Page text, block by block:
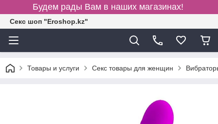
Будем рады Вам в наших магазинах!
Секс шоп "Eroshop.kz"
Товары и услуги Секс товары для женщин